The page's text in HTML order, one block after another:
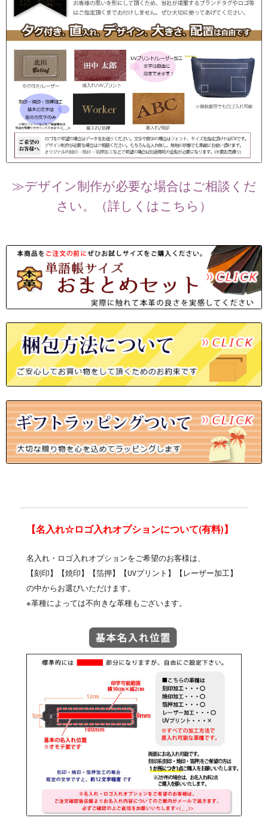
≫デザイン制作が必要な場合はご相談くだ
さい。（詳しくはこちら）
【名入れ☆ロゴ入れオプションについて(有料)】
名入れ・ロゴ入れオプションをご希望のお客様は、
【刻印】【焼印】【箔押】【UVプリント】【レーザー加工】
の中からお選びいただけます。
※革種によっては不向きな革種もございます。